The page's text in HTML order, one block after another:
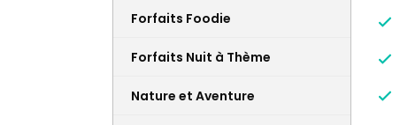
Forfaits Foodie
Forfaits Nuit à Thème
Nature et Aventure